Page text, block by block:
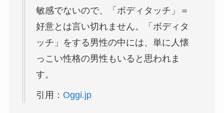
敏感でないので、「ボディタッチ」＝
好意とは言い切れません。「ボディタ
ッチ」をする男性の中には、単に人懐
っこい性格の男性もいると思われま
す。
引用： Oggi.jp